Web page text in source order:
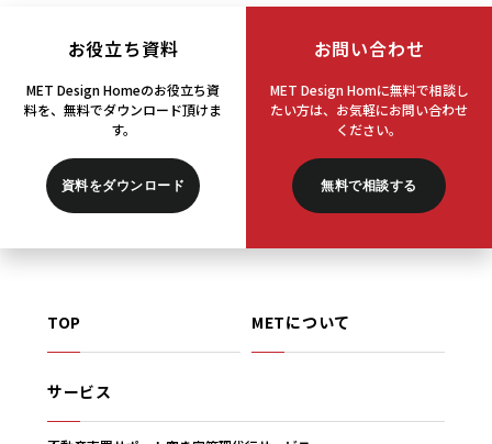
お役立ち資料
MET Design Homeのお役立ち資
料を、 無料でダウンロード頂けま
す。
資料をダウンロード
お問い合わせ
MET Design Homに無料で相談し
たい方は、 お気軽にお問い合わせ
ください。
無料で相談する
TOP METについて
サービス